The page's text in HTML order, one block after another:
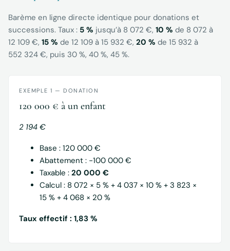
Barème en ligne directe identique pour donations et
successions. Taux : 5 % jusqu’à 8 072 €, 10 % de 8 072 à
12 109 €, 15 % de 12 109 à 15 932 €, 20 % de 15 932 à
552 324 €, puis 30 %, 40 %, 45 %.
EXEMPLE 1 — DONATION
120 000 € à un enfant
2 194 €
Base : 120 000 €
Abattement : −100 000 €
Taxable : 20 000 €
Calcul : 8 072 × 5 % + 4 037 × 10 % + 3 823 ×
15 % + 4 068 × 20 %
Taux effectif : 1,83 %